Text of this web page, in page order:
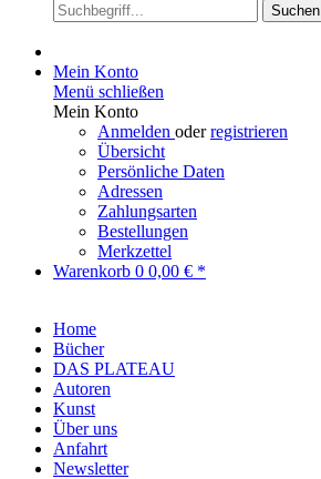
Suchen
Mein Konto
Menü schließen
Mein Konto
Anmelden oderregistrieren
Übersicht
Persönliche Daten
Adressen
Zahlungsarten
Bestellungen
Merkzettel
Warenkorb 0 0,00 € *
Home
Bücher
DAS PLATEAU
Autoren
Kunst
Über uns
Anfahrt
Newsletter